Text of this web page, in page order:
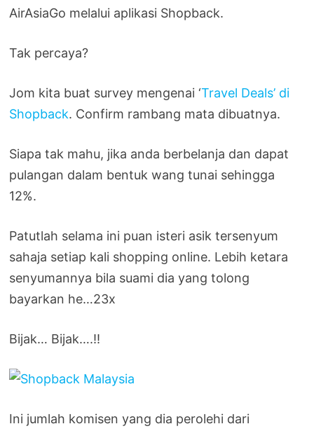
AirAsiaGo melalui aplikasi Shopback.
Tak percaya?
Jom kita buat survey mengenai ‘Travel Deals’ di
Shopback. Confirm rambang mata dibuatnya.
Siapa tak mahu, jika anda berbelanja dan dapat
pulangan dalam bentuk wang tunai sehingga
12%.
Patutlah selama ini puan isteri asik tersenyum
sahaja setiap kali shopping online. Lebih ketara
senyumannya bila suami dia yang tolong
bayarkan he…23x
Bijak… Bijak….!!
Ini jumlah komisen yang dia perolehi dari